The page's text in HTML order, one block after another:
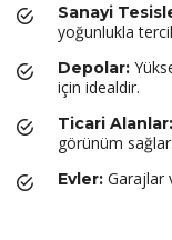
Sanayi
yoğunlukla
Depolar:
için idealdir.
Ticari Alanlar:
görünüm sağlar.
Evler: Garajlar